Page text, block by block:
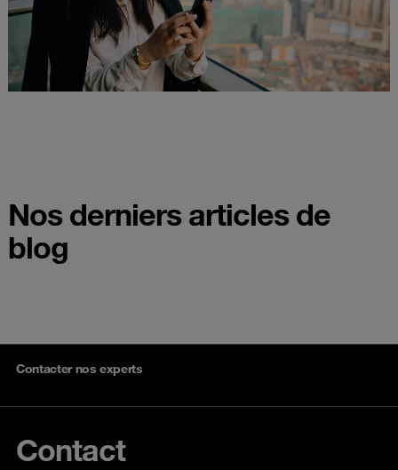
Nos derniers articles de
blog
Contacter nos experts
Contact